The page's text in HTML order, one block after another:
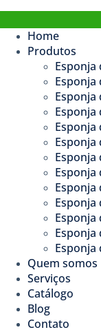
Home
Produtos
Esponja
Esponja
Esponja
Esponja
Esponja
Esponja
Esponja
Esponja
Esponja
Esponja
Esponja
Esponja
Quem somos
Serviços
Catálogo
Blog
Contato